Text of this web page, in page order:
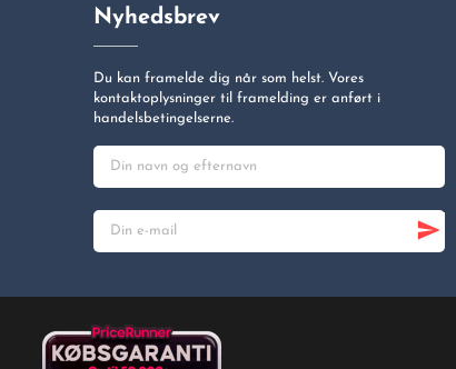
Nyhedsbrev
Du kan framelde dig når som helst. Vores
kontaktoplysninger til framelding er anført i
handelsbetingelserne.